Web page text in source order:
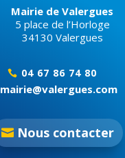
Mairie de Valergues
5 place de l’Horloge
34130 Valergues
 04 67 86 74 80
mairie@valergues.com
Nous contacter